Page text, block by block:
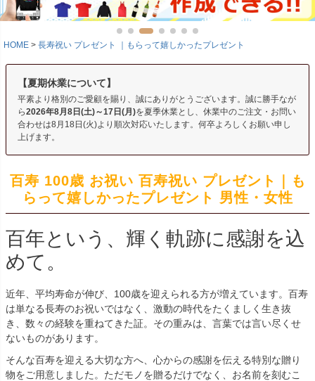
HOME 長寿祝い プレゼント ｜もらって嬉しかったプレゼント
【夏期休業について】
平素より格別のご愛顧を賜り、誠にありがとうございます。誠に勝手なが
ら2026年8月8日(土)～17日(月)を夏季休業とし、休業中のご注文・お問い
合わせは8月18日(火)より順次対応いたします。何卒よろしくお願い申し
上げます。
百寿 100歳 お祝い 百寿祝い プレゼント｜も
らって嬉しかったプレゼント 男性・女性
百年という、輝く軌跡に感謝を込
めて。
近年、平均寿命が伸び、100歳を迎えられる方が増えています。百寿
は単なる長寿のお祝いではなく、激動の時代をたくましく生き抜
き、数々の経験を重ねてきた証。その重みは、言葉では言い尽くせ
ないものがあります。
そんな百寿を迎える大切な方へ、心からの感謝を伝える特別な贈り
物をご用意しました。ただモノを贈るだけでなく、お名前を刻むこ